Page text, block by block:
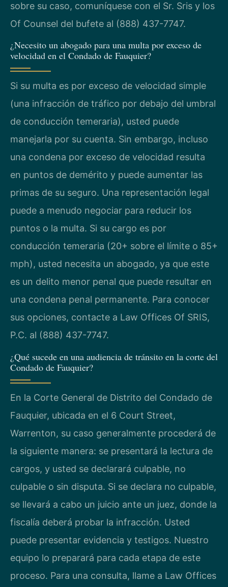
sobre su caso, comuníquese con el Sr. Sris y los
Of Counsel del bufete al (888) 437-7747.
¿Necesito un abogado para una multa por exceso de
velocidad en el Condado de Fauquier?
Si su multa es por exceso de velocidad simple
(una infracción de tráfico por debajo del umbral
de conducción temeraria), usted puede
manejarla por su cuenta. Sin embargo, incluso
una condena por exceso de velocidad resulta
en puntos de demérito y puede aumentar las
primas de su seguro. Una representación legal
puede a menudo negociar para reducir los
puntos o la multa. Si su cargo es por
conducción temeraria (20+ sobre el límite o 85+
mph), usted necesita un abogado, ya que este
es un delito menor penal que puede resultar en
una condena penal permanente. Para conocer
sus opciones, contacte a Law Offices Of SRIS,
P.C. al (888) 437-7747.
¿Qué sucede en una audiencia de tránsito en la corte del
Condado de Fauquier?
En la Corte General de Distrito del Condado de
Fauquier, ubicada en el 6 Court Street,
Warrenton, su caso generalmente procederá de
la siguiente manera: se presentará la lectura de
cargos, y usted se declarará culpable, no
culpable o sin disputa. Si se declara no culpable,
se llevará a cabo un juicio ante un juez, donde la
fiscalía deberá probar la infracción. Usted
puede presentar evidencia y testigos. Nuestro
equipo lo preparará para cada etapa de este
proceso. Para una consulta, llame a Law Offices